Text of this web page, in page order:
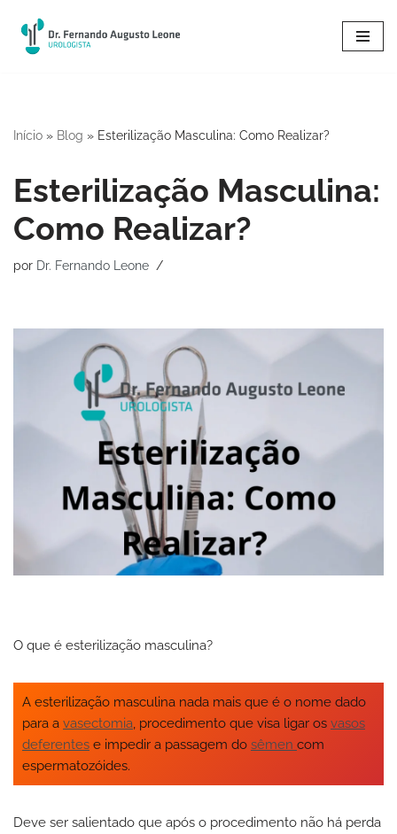
Pular
Início » Blog » Esterilização Masculina: Como Realizar?
Esterilização Masculina:
Como Realizar?
por Dr. Fernando Leone
O que é esterilização masculina?
A esterilização masculina nada mais que é o nome dado
para a vasectomia , procedimento que visa ligar os vasos
deferentes e impedir a passagem do sêmen com
espermatozóides.
Deve ser salientado que após o procedimento não há perda